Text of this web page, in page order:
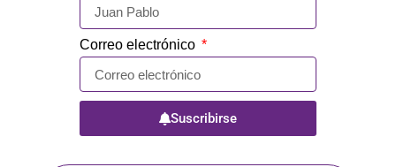
Correo electrónico
Suscribirse